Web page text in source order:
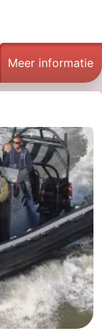
Meer informatie